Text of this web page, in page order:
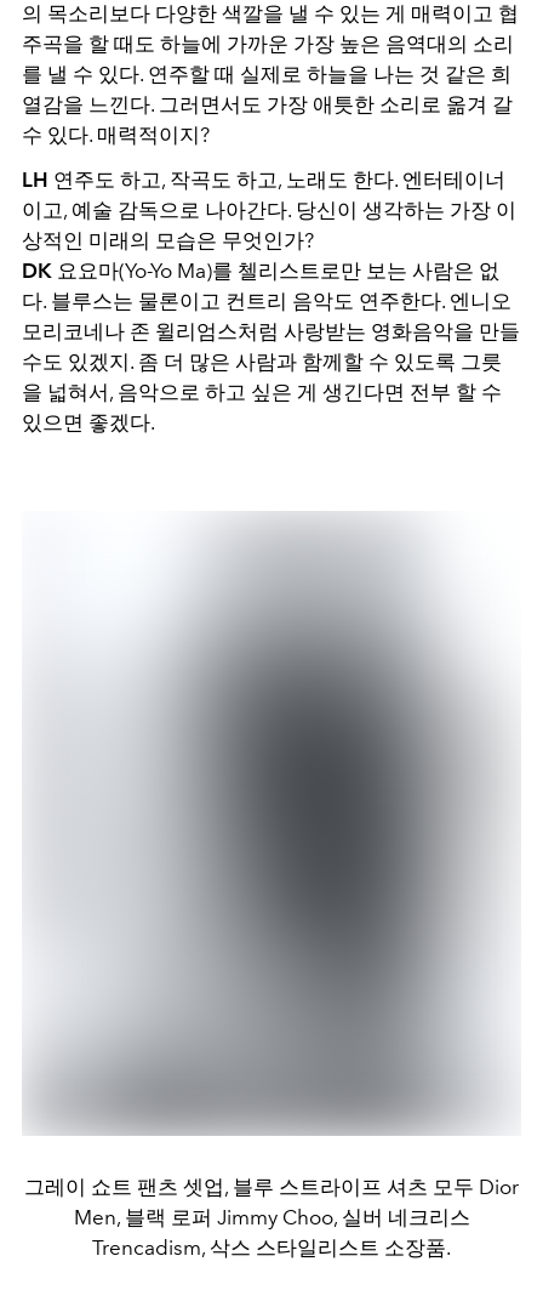
의 목소리보다 다양한 색깔을 낼 수 있는 게 매력이고 협
주곡을 할 때도 하늘에 가까운 가장 높은 음역대의 소리
를 낼 수 있다. 연주할 때 실제로 하늘을 나는 것 같은 희
열감을 느낀다. 그러면서도 가장 애틋한 소리로 옮겨 갈
수 있다. 매력적이지?
LH 연주도 하고, 작곡도 하고, 노래도 한다. 엔터테이너
이고, 예술 감독으로 나아간다. 당신이 생각하는 가장 이
상적인 미래의 모습은 무엇인가?
DK 요요마(Yo-Yo Ma)를 첼리스트로만 보는 사람은 없
다. 블루스는 물론이고 컨트리 음악도 연주한다. 엔니오
모리코네나 존 윌리엄스처럼 사랑받는 영화음악을 만들
수도 있겠지. 좀 더 많은 사람과 함께할 수 있도록 그릇
을 넓혀서, 음악으로 하고 싶은 게 생긴다면 전부 할 수
있으면 좋겠다.
그레이 쇼트 팬츠 셋업, 블루 스트라이프 셔츠 모두 Dior
Men, 블랙 로퍼 Jimmy Choo, 실버 네크리스
Trencadism, 삭스 스타일리스트 소장품.